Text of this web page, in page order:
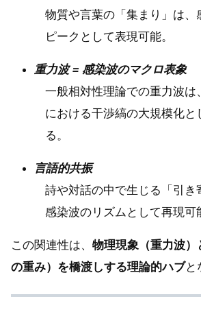
物質や言葉の「集まり」は、
ピークとして表現可能。
重力波 = 感染波のマクロ表象
一般相対性理論での重力波は
における干渉縞の大規模化と
る。
言語的共振
詩や対話の中で生じる「引き
感染波のリズムとして再現可
この関連性は、 物理現象（重力波
の重み）を橋渡しする理論的ハブと